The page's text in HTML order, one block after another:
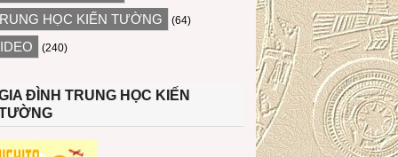
HỌC KIẾN TƯỜNG (64)
(240)
ĐÌNH TRUNG HỌC KIẾN